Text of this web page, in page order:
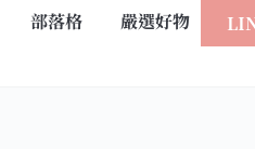
部落格 嚴選好物